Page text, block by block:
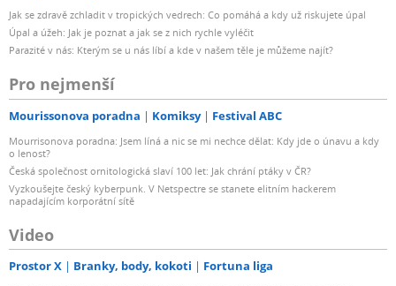
Jak se zdravě zchladit v tropických vedrech: Co pomáhá a kdy už riskujete úpal
Úpal a úžeh: Jak je poznat a jak se z nich rychle vyléčit
Parazité v nás: Kterým se u nás líbí a kde v našem těle je můžeme najít?
Pro nejmenší
Mourissonova poradna Komiksy Festival ABC
Mourrisonova poradna: Jsem líná a nic se mi nechce dělat: Kdy jde o únavu a kdy
o lenost?
Česká společnost ornitologická slaví 100 let: Jak chrání ptáky v ČR?
Vyzkoušejte český kyberpunk. V Netspectre se stanete elitním hackerem
napadajícím korporátní sítě
Video
Prostor X Branky, body, kokoti Fortuna liga